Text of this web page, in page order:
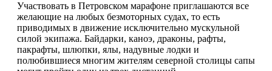
Участвовать в Петровском марафоне приглашаются все
желающие на любых безмоторных судах, то есть
приводимых в движение исключительно мускульной
силой экипажа. Байдарки, каноэ, драконы, рафты,
пакрафты, шлюпки, ялы, надувные лодки и
полюбившиеся многим жителям северной столицы сапы